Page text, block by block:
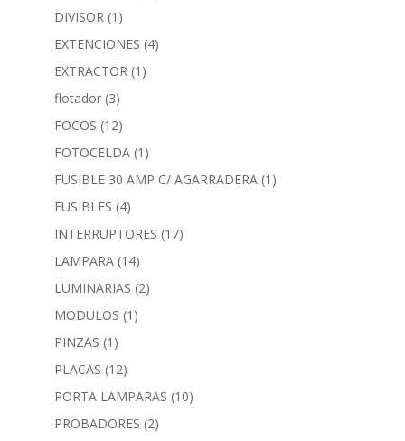
DIVISOR (1)
EXTENCIONES (4)
EXTRACTOR (1)
flotador (3)
FOCOS (12)
FOTOCELDA (1)
FUSIBLE 30 AMP C/ AGARRADERA (1)
FUSIBLES (4)
INTERRUPTORES (17)
LAMPARA (14)
LUMINARIAS (2)
MODULOS (1)
PINZAS (1)
PLACAS (12)
PORTA LAMPARAS (10)
PROBADORES (2)